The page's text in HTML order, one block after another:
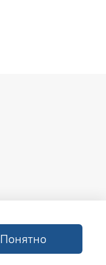
Понятно